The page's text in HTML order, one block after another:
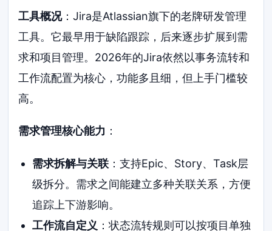
工具概况：Jira是Atlassian旗下的老牌研发管理
工具。它最早用于缺陷跟踪，后来逐步扩展到需
求和项目管理。2026年的Jira依然以事务流转和
工作流配置为核心，功能多且细，但上手门槛较
高。
需求管理核心能力 ：
需求拆解与关联：支持Epic、Story、Task层
级拆分。需求之间能建立多种关联关系，方便
追踪上下游影响。
工作流自定义 ：状态流转规则可以按项目单独